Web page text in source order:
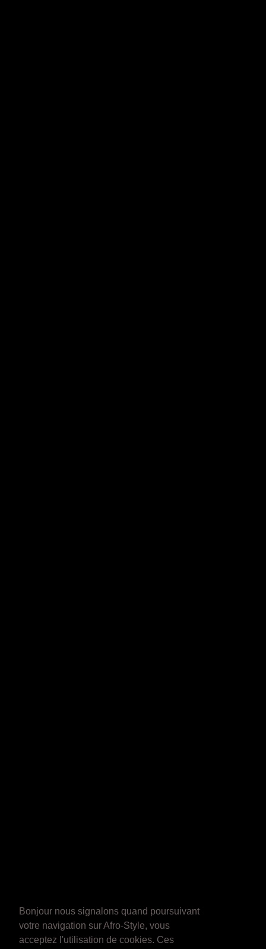
Bonjour nous signalons quand poursuivant
votre navigation sur Afro-Style, vous
acceptez l'utilisation de cookies. Ces